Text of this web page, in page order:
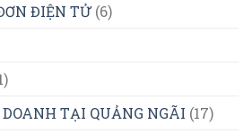
ĐIỆN TỬ(6)
TẠI QUẢNG NGÃI (17)